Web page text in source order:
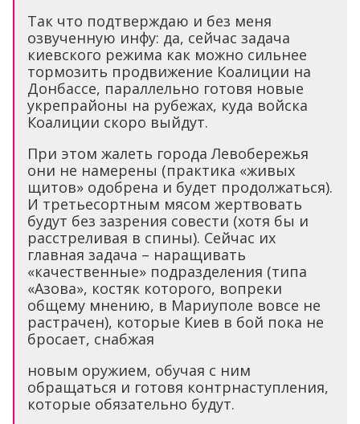
Так что подтверждаю и без меня
озвученную инфу: да, сейчас задача
киевского режима как можно сильнее
тормозить продвижение Коалиции на
Донбассе, параллельно готовя новые
укрепрайоны на рубежах, куда войска
Коалиции скоро выйдут.
При этом жалеть города Левобережья
они не намерены (практика «живых
щитов» одобрена и будет продолжаться).
И третьесортным мясом жертвовать
будут без зазрения совести (хотя бы и
расстреливая в спины). Сейчас их
главная задача – наращивать
«качественные» подразделения (типа
«Азова», костяк которого, вопреки
общему мнению, в Мариуполе вовсе не
растрачен), которые Киев в бой пока не
бросает, снабжая
новым оружием, обучая с ним
обращаться и готовя контрнаступления,
которые обязательно будут.